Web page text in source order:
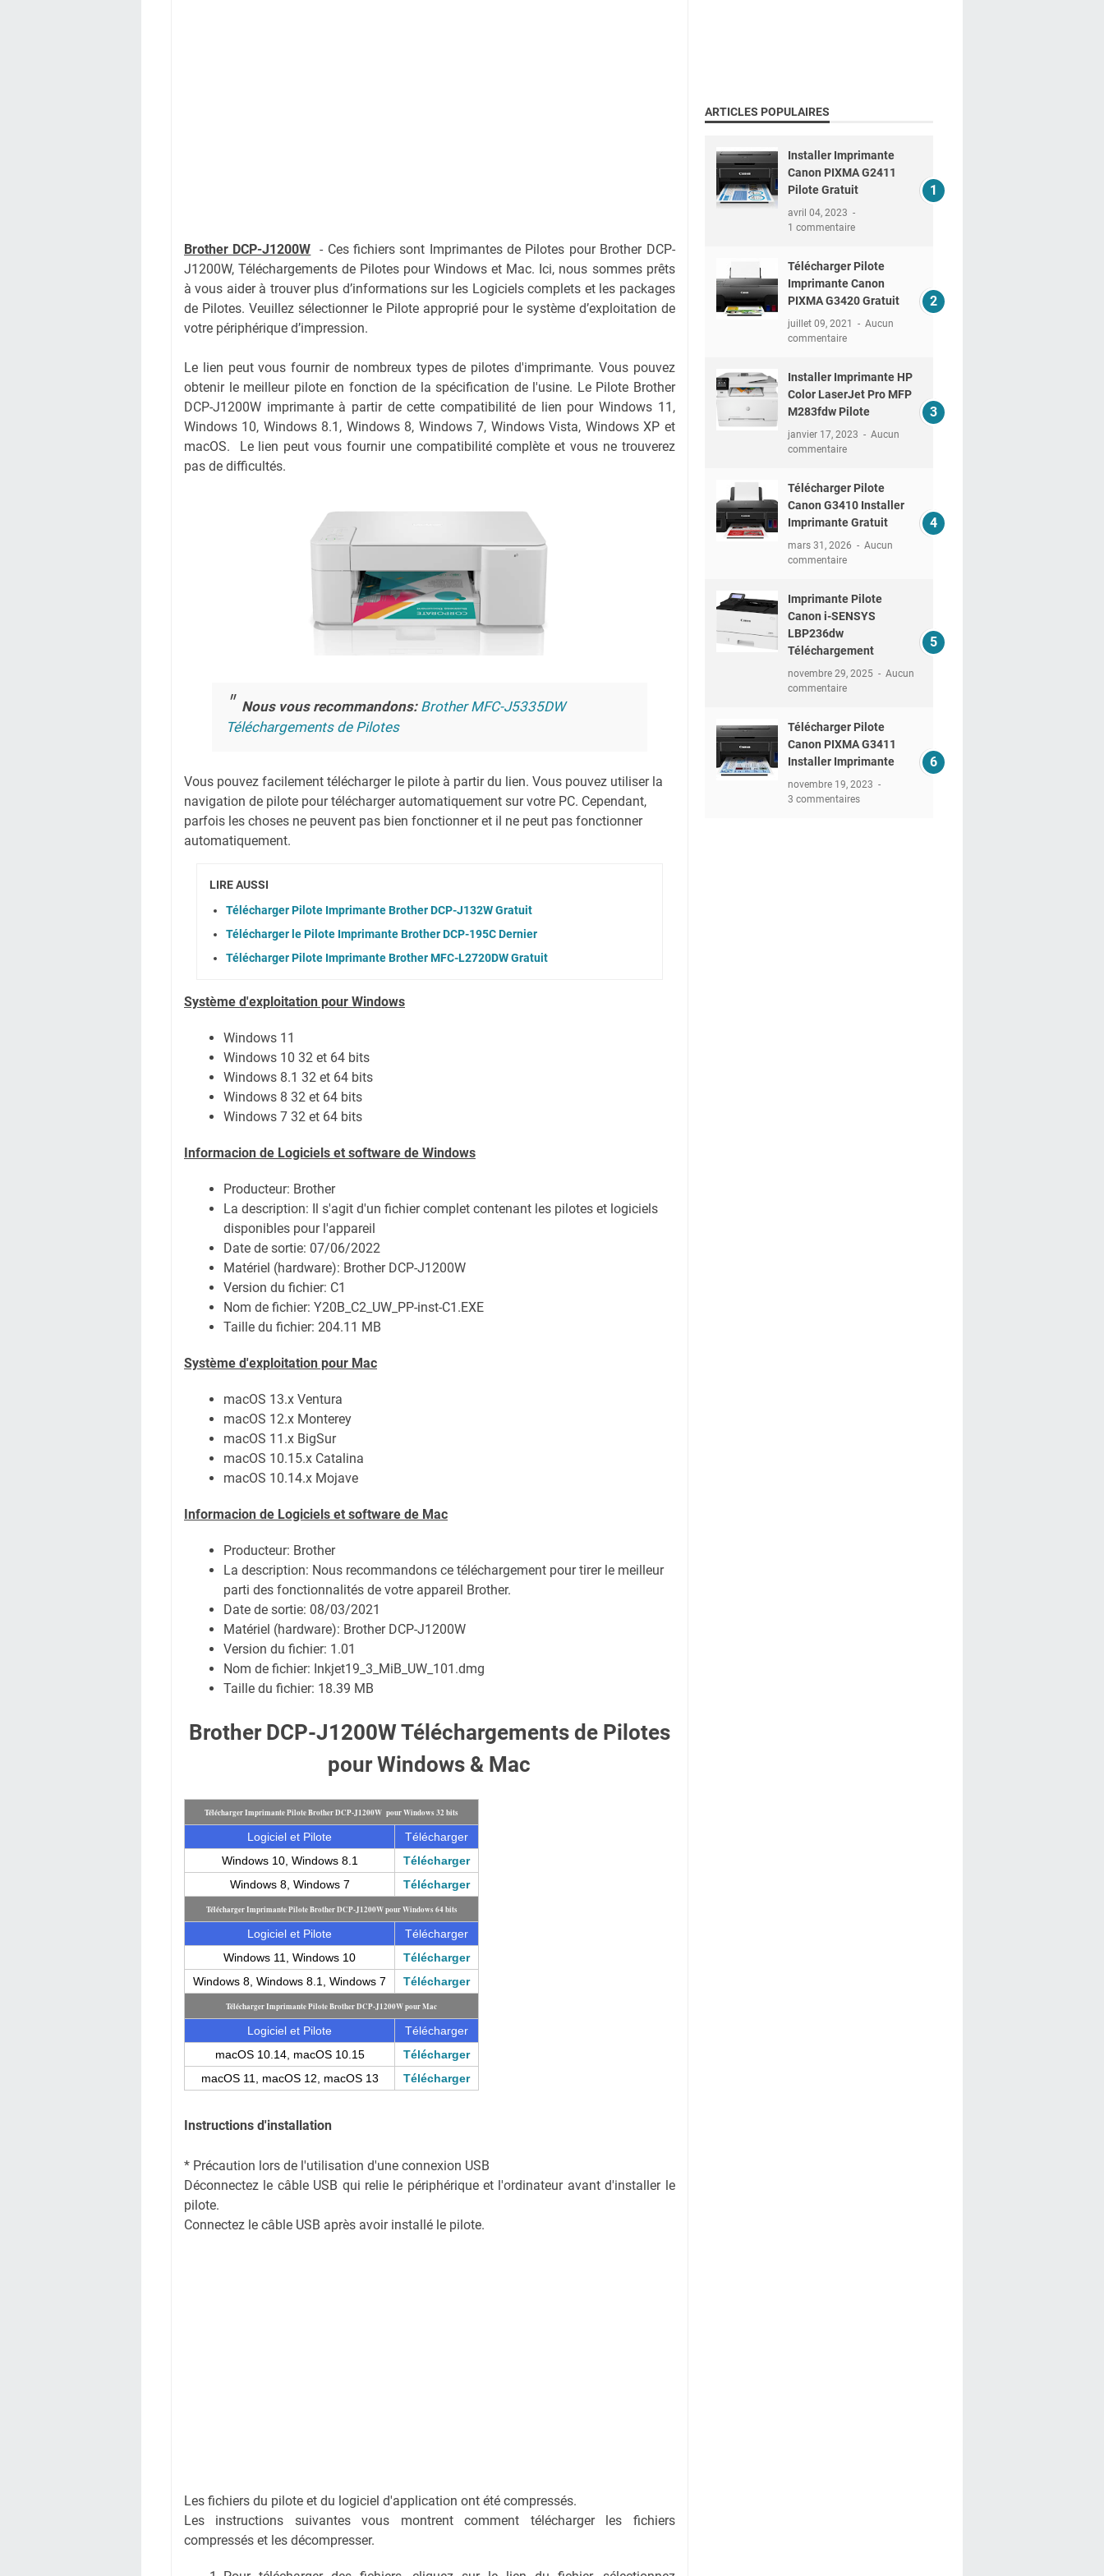
Brother DCP-J1200W - Ces fichiers sont Imprimantes de Pilotes pour Brother DCP-
J1200W, Téléchargements de Pilotes pour Windows et Mac. Ici, nous sommes prêts
à vous aider à trouver plus d’informations sur les Logiciels complets et les packages
de Pilotes. Veuillez sélectionner le Pilote approprié pour le système d’exploitation de
votre périphérique d’impression.
Le lien peut vous fournir de nombreux types de pilotes d'imprimante. Vous pouvez
obtenir le meilleur pilote en fonction de la spécification de l'usine. Le Pilote Brother
DCP-J1200W imprimante à partir de cette compatibilité de lien pour Windows 11,
Windows 10, Windows 8.1, Windows 8, Windows 7, Windows Vista, Windows XP et
macOS. Le lien peut vous fournir une compatibilité complète et vous ne trouverez
pas de difficultés.
Nous vous recommandons: Brother MFC-J5335DW
Téléchargements de Pilotes
Vous pouvez facilement télécharger le pilote à partir du lien. Vous pouvez utiliser la
navigation de pilote pour télécharger automatiquement sur votre PC. Cependant,
parfois les choses ne peuvent pas bien fonctionner et il ne peut pas fonctionner
automatiquement.
LIRE AUSSI
Télécharger Pilote Imprimante Brother DCP-J132W Gratuit
Télécharger le Pilote Imprimante Brother DCP-195C Dernier
Télécharger Pilote Imprimante Brother MFC-L2720DW Gratuit
Système d'exploitation pour Windows
Windows 11
Windows 10 32 et 64 bits
Windows 8.1 32 et 64 bits
Windows 8 32 et 64 bits
Windows 7 32 et 64 bits
Informacion de Logiciels et software de Windows
Producteur: Brother
La description: Il s'agit d'un fichier complet contenant les pilotes et logiciels
disponibles pour l'appareil
Date de sortie: 07/06/2022
Matériel (hardware): Brother DCP-J1200W
Version du fichier: C1
Nom de fichier: Y20B_C2_UW_PP-inst-C1.EXE
Taille du fichier: 204.11 MB
Système d'exploitation pour Mac
macOS 13.x Ventura
macOS 12.x Monterey
macOS 11.x BigSur
macOS 10.15.x Catalina
macOS 10.14.x Mojave
Informacion de Logiciels et software de Mac
Producteur: Brother
La description: Nous recommandons ce téléchargement pour tirer le meilleur
parti des fonctionnalités de votre appareil Brother.
Date de sortie: 08/03/2021
Matériel (hardware): Brother DCP-J1200W
Version du fichier: 1.01
Nom de fichier: Inkjet19_3_MiB_UW_101.dmg
Taille du fichier: 18.39 MB
Brother DCP-J1200W Téléchargements de Pilotes
pour Windows & Mac
Télécharger Imprimante Pilote Brother DCP-J1200W pour Windows 32 bits
Logiciel et Pilote
Télécharger
Windows 10, Windows 8.1
Télécharger
Windows 8, Windows 7
Télécharger
Télécharger Imprimante Pilote Brother DCP-J1200W pour Windows 64 bits
Logiciel et Pilote
Télécharger
Windows 11, Windows 10
Télécharger
Windows 8, Windows 8.1, Windows 7
Télécharger
Télécharger Imprimante Pilote Brother DCP-J1200W pour Mac
Logiciel et Pilote
Télécharger
macOS 10.14, macOS 10.15
Télécharger
macOS 11, macOS 12, macOS 13
Télécharger
Instructions d'installation
* Précaution lors de l'utilisation d'une connexion USB
Déconnectez le câble USB qui relie le périphérique et l'ordinateur avant d'installer le
pilote.
Connectez le câble USB après avoir installé le pilote.
Les fichiers du pilote et du logiciel d'application ont été compressés.
Les instructions suivantes vous montrent comment télécharger les fichiers
compressés et les décompresser.
ARTICLES POPULAIRES
Installer Imprimante
Canon PIXMA G2411
Pilote Gratuit
avril 04, 2023
1 commentaire
Télécharger Pilote
Imprimante Canon
PIXMA G3420 Gratuit
juillet 09, 2021
Aucun
commentaire
Installer Imprimante HP
Color LaserJet Pro MFP
M283fdw Pilote
janvier 17, 2023
Aucun
commentaire
Télécharger Pilote
Canon G3410 Installer
Imprimante Gratuit
mars 31, 2026
Aucun
commentaire
Imprimante Pilote
Canon i-SENSYS
LBP236dw
Téléchargement
novembre 29, 2025
Aucun
commentaire
Télécharger Pilote
Canon PIXMA G3411
Installer Imprimante
novembre 19, 2023
3 commentaires